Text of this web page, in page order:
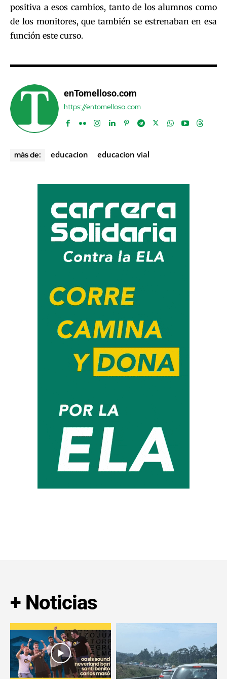
positiva a esos cambios, tanto de los alumnos como
de los monitores, que también se estrenaban en esa
función este curso.
enTomelloso.com
https://entomelloso.com
más de: educacion educacion vial
+ Noticias